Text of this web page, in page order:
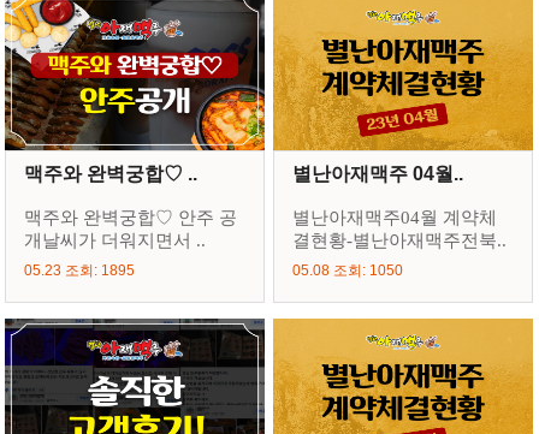
맥주와 완벽궁합♡ ..
맥주와 완벽궁합♡ 안주 공
개날씨가 더워지면서 ..
05.23 조회: 1895
별난아재맥주 04월..
별난아재맥주04월 계약체
결현황-별난아재맥주전북..
05.08 조회: 1050